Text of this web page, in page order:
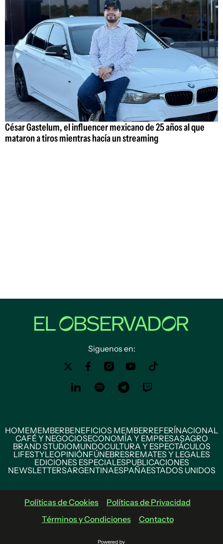
César Gastelum, el influencer mexicano de 25 años al que
mataron a tiros mientras hacía un streaming
Siguenos en:
HOMEMEMBERBENEFICIOS MEMBERREFERÍNACIONAL
CAFÉ Y NEGOCIOSECONOMÍA Y EMPRESASAGRO
BRAND STUDIOMUNDOCULTURA Y ESPECTÁCULOS
LIFESTYLEOPINIÓNFÚNEBRESREMATES Y LEGALES
EDICIONES ESPECIALESPUBLICACIONES
NEWSLETTERSARGENTINAESPAÑAESTADOS UNIDOS
Políticas de Cookies
Políticas de Privacidad
Términos y Condiciones
Contacto